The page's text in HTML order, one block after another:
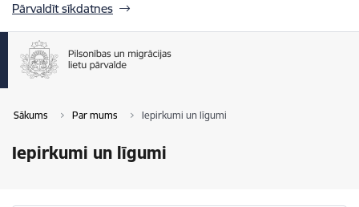
Pārvaldīt sīkdatnes
Sākums Par mums Iepirkumi un līgumi
Iepirkumi un līgumi